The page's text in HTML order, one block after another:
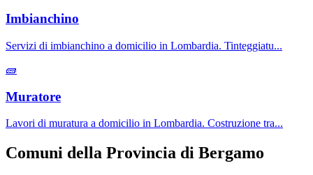
Imbianchino
Servizi di imbianchino a domicilio in Lombardia. Tinteggiatu...
🧱
Muratore
Lavori di muratura a domicilio in Lombardia. Costruzione tra...
Comuni della Provincia di Bergamo